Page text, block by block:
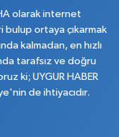
olarak internet
bulup ortaya çıkarmak
kalmadan, en hızlı
tarafsız ve doğru
ki; UYGUR HABER
de ihtiyacıdır.